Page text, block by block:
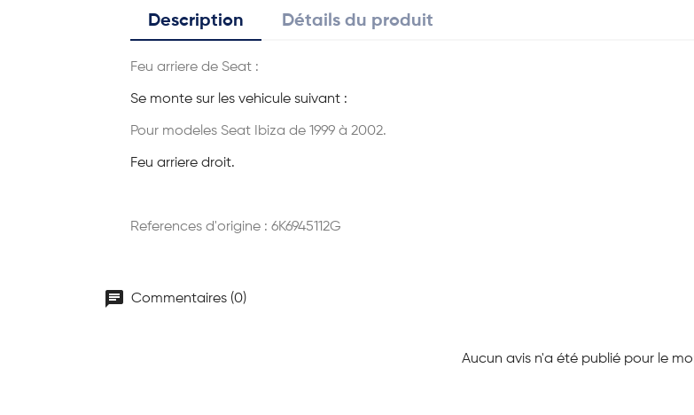
Description Détails du produit
Feu arriere de Seat :
Se monte sur les vehicule suivant :
Pour modeles Seat Ibiza de 1999 à 2002.
Feu arriere droit.
References d'origine : 6K6945112G
chat Commentaires (0)
Aucun avis n'a été publié pour le